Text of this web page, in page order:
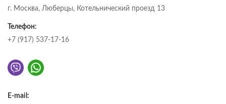
г. Москва, Люберцы, Котельнический проезд 13
Телефон:
+7 (917) 537-17-16
E-mail: